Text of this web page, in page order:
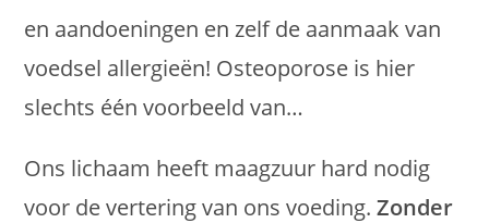
en aandoeningen en zelf de aanmaak van
voedsel allergieën! Osteoporose is hier
slechts één voorbeeld van…
Ons lichaam heeft maagzuur hard nodig
voor de vertering van ons voeding.Zonder